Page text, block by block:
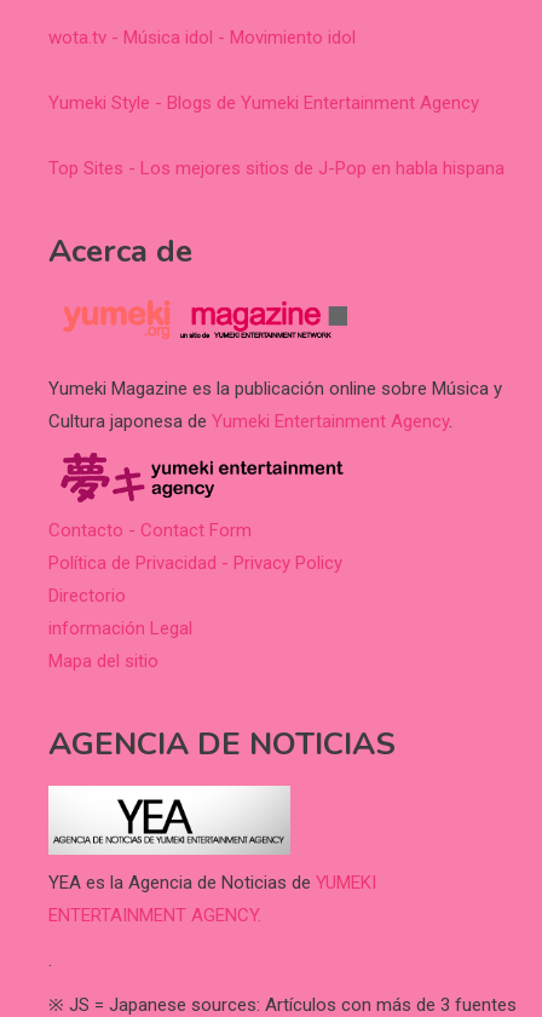
wota.tv - Música idol - Movimiento idol
Yumeki Style - Blogs de Yumeki Entertainment Agency
Top Sites - Los mejores sitios de J-Pop en habla hispana
Acerca de
Yumeki Magazine es la publicación online sobre Música y
Cultura japonesa de Yumeki Entertainment Agency.
Contacto - Contact Form
Política de Privacidad - Privacy Policy
Directorio
información Legal
Mapa del sitio
AGENCIA DE NOTICIAS
YEA es la Agencia de Noticias de YUMEKI
ENTERTAINMENT AGENCY.
.
※ JS = Japanese sources: Artículos con más de 3 fuentes